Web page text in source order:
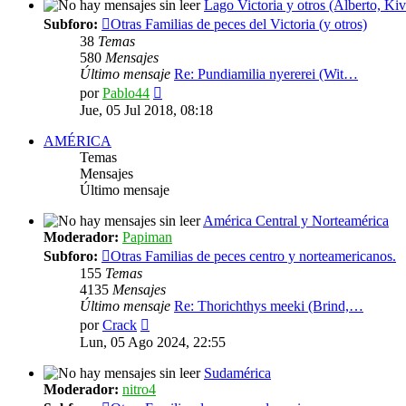
Lago Victoria y otros (Alberto,
Subforo:
Otras Familias de peces del Victoria (y otros)
38 Temas
580 Mensajes
Último mensaje Re: Pundiamilia nyererei (Wit…
porPablo44
último
Jue, 05 Jul 2018, 08:18
AMÉRICA
Temas
Mensajes
Último mensaje
América Central y Norteamérica
Moderador: Papiman
Subforo:
Otras Familias de peces centro y norteamericanos.
155 Temas
4135 Mensajes
Último mensaje Re: Thorichthys meeki (Brind,…
porCrack
último
Lun, 05 Ago 2024, 22:55
Sudamérica
Moderador: nitro4